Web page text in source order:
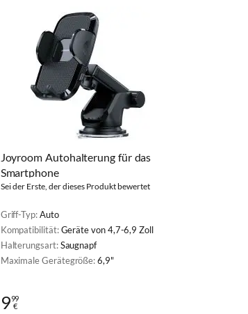
Joyroom Autohalterung für das
Smartphone
Sei der Erste, der dieses Produkt bewertet
Griff-Typ:Auto
Kompatibilität:Geräte von 4,7-6,9 Zoll
Halterungsart:Saugnapf
Maximale Gerätegröße:6,9"
999
€